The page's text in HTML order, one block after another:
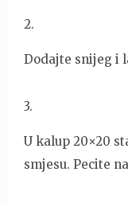
2.
Dodajte snijeg i
3.
U kalup 20×20
smjesu. Pecite